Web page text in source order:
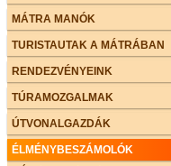
MÁTRA MANÓK
TURISTAUTAK A MÁTRÁBAN
RENDEZVÉNYEINK
TÚRAMOZGALMAK
ÚTVONALGAZDÁK
ÉLMÉNYBESZÁMOLÓK